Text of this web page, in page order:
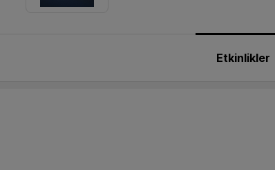
Etkinlikler